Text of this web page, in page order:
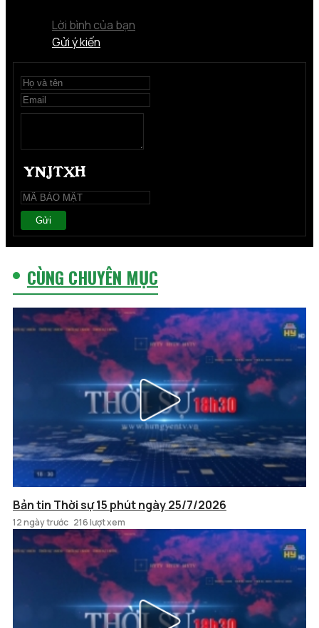
Lời bình của bạn
Gửi ý kiến
Gửi
CÙNG CHUYÊN MỤC
Bản tin Thời sự 15 phút ngày 25/7/2026
12 ngày trước 216 lượt xem